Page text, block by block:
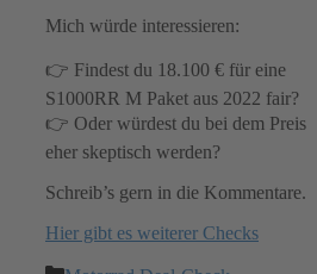
Mich würde interessieren:
👉 Findest du 18.100 € für eine
S1000RR M Paket aus 2022 fair?
👉 Oder würdest du bei dem Preis
eher skeptisch werden?
Schreib’s gern in die Kommentare.
Hier gibt es weiterer Checks